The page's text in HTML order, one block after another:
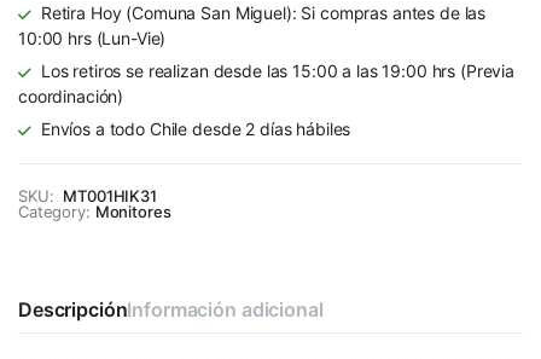
Retira Hoy (Comuna San Miguel): Si compras antes de las
10:00 hrs (Lun-Vie)
Los retiros se realizan desde las 15:00 a las 19:00 hrs (Previa
coordinación)
Envíos a todo Chile desde 2 días hábiles
SKU: MT001HIK31
Category: Monitores
DescripciónInformación adicional